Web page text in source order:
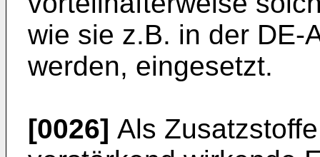
wie sie z.B. in der DE-
werden, eingesetzt.
[0026] Als